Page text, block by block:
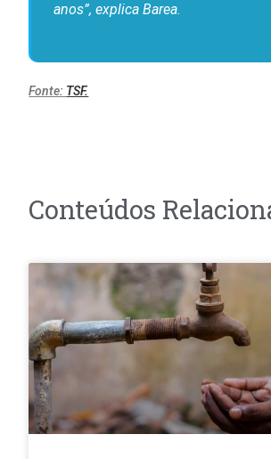
anos”, explica Barea.
Fonte: TSF.
Conteúdos